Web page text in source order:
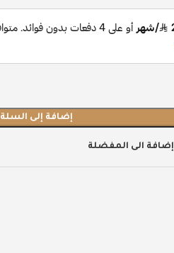
إضافة إلى السلة
إضافة الى المفضلة